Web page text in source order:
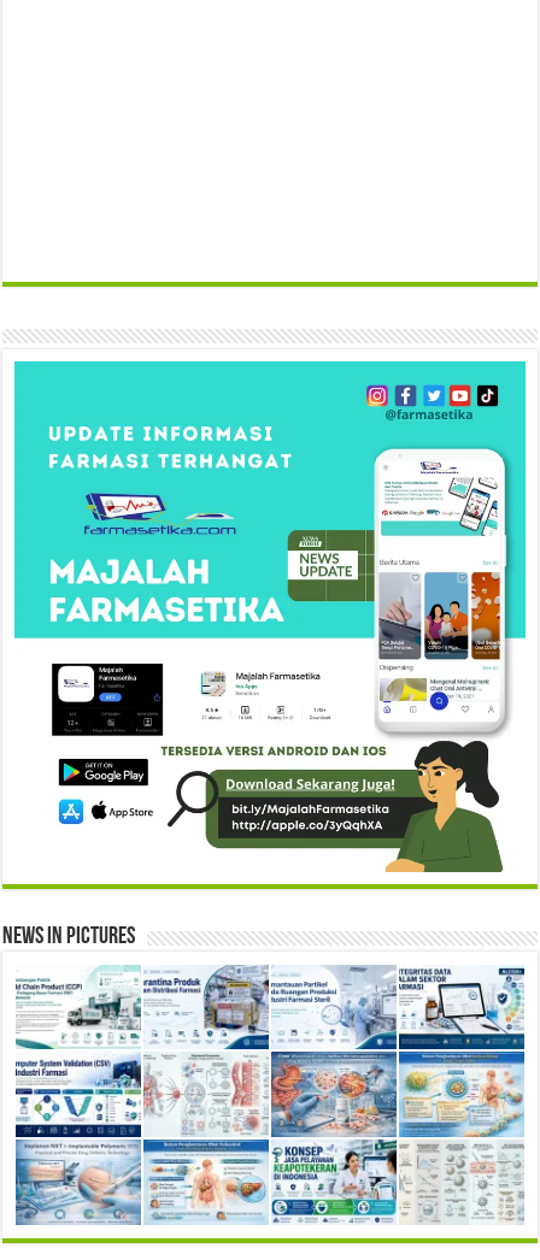
News in Pictures